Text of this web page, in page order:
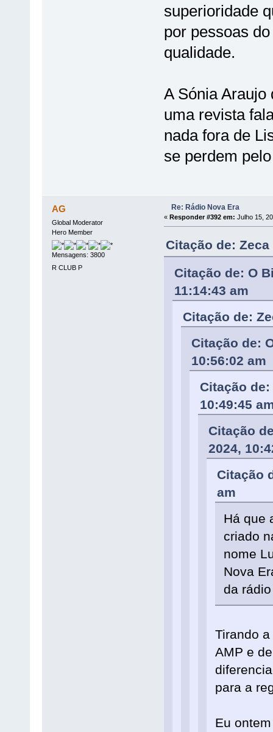
superioridade
por pessoas
qualidade.
A Sónia Araujo
uma revista
nada fora de
se perdem
AG
Global Moderator
Hero Member
Mensagens: 3800
R CLUB P
Re: Rádio Nova Era
« Responder #392 em: Julho 15,
Citação de:
Citação de: O
11:14:43 am
Citação de:
Citação de:
10:56:02 am
Citação de:
10:49:45
Citação
2024,
Citação
am
Há que
criado
nome
Nova
da
Tirando
AMP e
para a
Eu